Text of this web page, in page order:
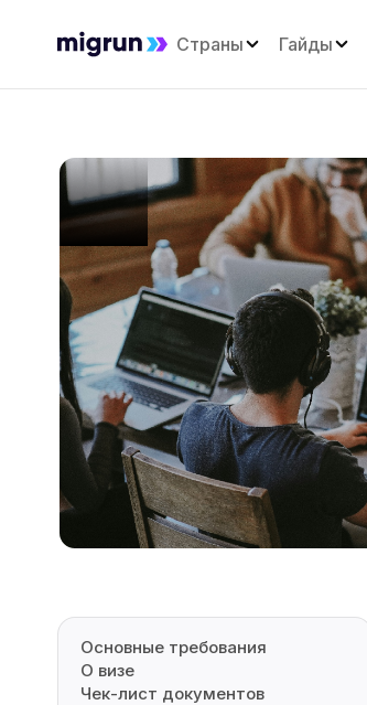
Страны Гайды
Основные требования
О визе
Чек-лист документов